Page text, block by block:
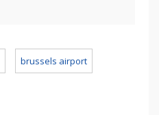
brussels airport